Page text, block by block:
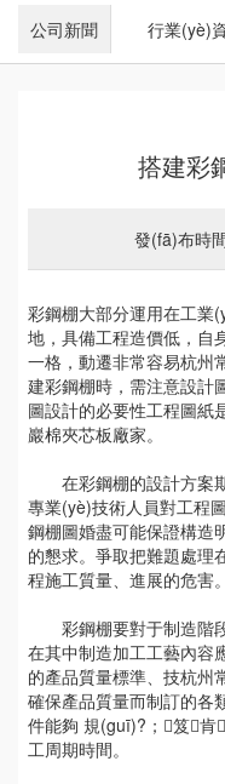
公司新聞 行業(yè)
搭建彩
發(fā)布時
彩鋼棚大部分運用在工業
地，具備工程造價低，自
一格，動遷非常容易杭州
建彩鋼棚時，需注意設計
圖設計的必要性工程圖紙
巖棉夾芯板廠家。
在彩鋼棚的設計方案
專業(yè)技術人員對工程
鋼棚圖婚盡可能保證構造
的懇求。爭取把難題處理
程施工質量、進展的危害。
彩鋼棚要對于制造階段
在其中制造加工工藝內容
的產品質量標準、技杭州
確保產品質量而制訂的各
件能夠 規(guī)?；笈肯
工周期時間。